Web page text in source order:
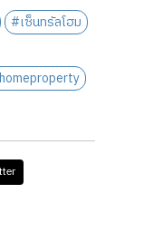
#เซ็นทรัลโฮม